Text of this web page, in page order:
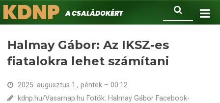
Ugrás
a
Keresés
KDNPA családokért.
Halmay Gábor: Az IKSZ-es
fiatalokra lehet számítani
2025. augusztus 1., péntek – 00:12
kdnp.hu/Vasarnap.hu Fotók: Halmay Gábor Facebook-